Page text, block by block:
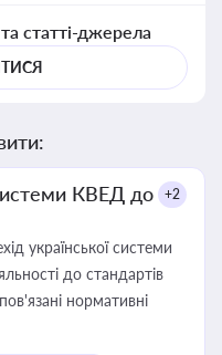
статті-джерела
КВЕД до
+2
української системи
до стандартів
нормативні